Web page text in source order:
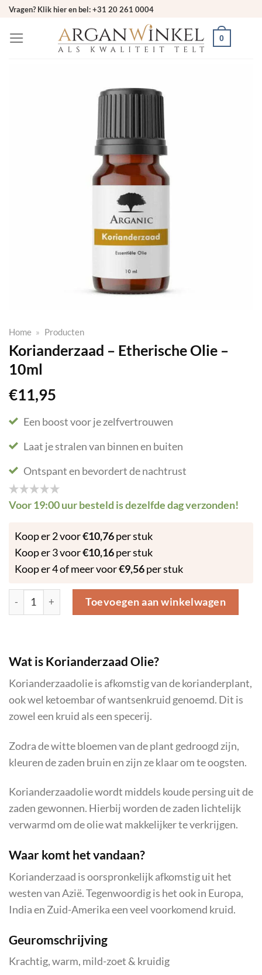
Ga
inhoud
Vragen? Klik hier en bel: +31 20 261 0004
0
Home » Producten
Korianderzaad – Etherische Olie –
10ml
€11,95
Een boost voor je zelfvertrouwen
Laat je stralen van binnen en buiten
Ontspant en bevordert de nachtrust
Voor 19:00 uur besteld is dezelfde dag verzonden!
Koop er 2 voor€10,76per stuk
Koop er 3 voor€10,16per stuk
Koop er 4 of meer voor€9,56per stuk
Korianderzaad - Etherische Olie – 10ml aantal
Toevoegen aan winkelwagen
Wat is Korianderzaad Olie?
Korianderzaadolie is afkomstig van de korianderplant,
ook wel ketoembar of wantsenkruid genoemd. Dit is
zowel een kruid als een specerij.
Zodra de witte bloemen van de plant gedroogd zijn,
kleuren de zaden bruin en zijn ze klaar om te oogsten.
Korianderzaadolie wordt middels koude persing uit de
zaden gewonnen. Hierbij worden de zaden lichtelijk
verwarmd om de olie wat makkelijker te verkrijgen.
Waar komt het vandaan?
Korianderzaad is oorspronkelijk afkomstig uit het
westen van Azië. Tegenwoordig is het ook in Europa,
India en Zuid-Amerika een veel voorkomend kruid.
Geuromschrijving
Krachtig, warm, mild-zoet & kruidig